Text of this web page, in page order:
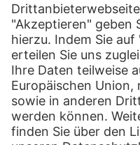
Sendungsverfolgung
PaketShop finden
myHermes Business-
Hermes PORT
Über uns
Hermes Gruppe
Jobs & Karriere
Newsroom